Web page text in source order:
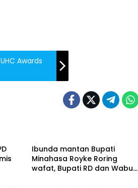
Awards
Ibunda mantan Bupati
Minahasa Royke Roring
wafat, Bupati RD dan Wabup
Minahasa